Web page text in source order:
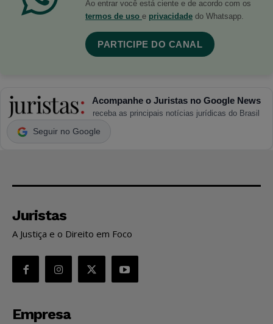
Ao entrar você está ciente e de acordo com os
termos de uso e privacidade do Whatsapp.
PARTICIPE DO CANAL
Acompanhe o Juristas no Google News
receba as principais notícias jurídicas do Brasil
Seguir no Google
Juristas
A Justiça e o Direito em Foco
Empresa